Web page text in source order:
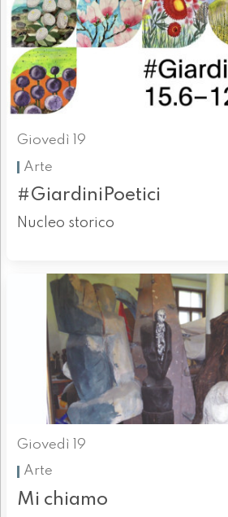
Giovedì 19
Arte
#GiardiniPoetici
Nucleo storico
Giovedì 19
Arte
Mi chiamo